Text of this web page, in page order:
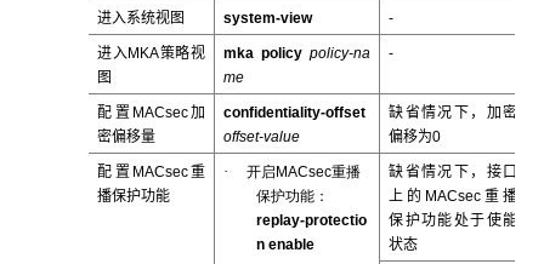
进入系统视图 system-view -
进入MKA策略视
图
mka policy policy-na
me
-
配置MACsec加
密偏移量
confidentiality-offset
offset-value
缺省情况下，加密
偏移为0
配置MACsec重
播保护功能
· 开启 MACsec重播
保护功能：
replay-protectio
n enable
缺省情况下，接口
上的MACsec重播
保护功能处于使能
状态